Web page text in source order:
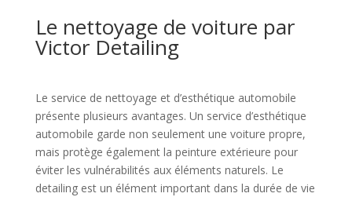
Le nettoyage de voiture par
Victor Detailing
Le service de nettoyage et d’esthétique automobile
présente plusieurs avantages. Un service d’esthétique
automobile garde non seulement une voiture propre,
mais protège également la peinture extérieure pour
éviter les vulnérabilités aux éléments naturels. Le
detailing est un élément important dans la durée de vie